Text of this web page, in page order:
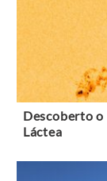
Descoberto o
Láctea